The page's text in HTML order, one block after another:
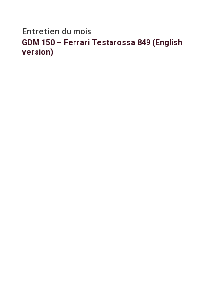
Entretien du mois
GDM 150 – Ferrari Testarossa 849 (English
version)